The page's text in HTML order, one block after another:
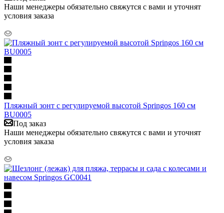
Наши менеджеры обязательно свяжутся с вами и уточнят
условия заказа
Пляжный зонт с регулируемой высотой Springos 160 см
BU0005
Под заказ
Наши менеджеры обязательно свяжутся с вами и уточнят
условия заказа